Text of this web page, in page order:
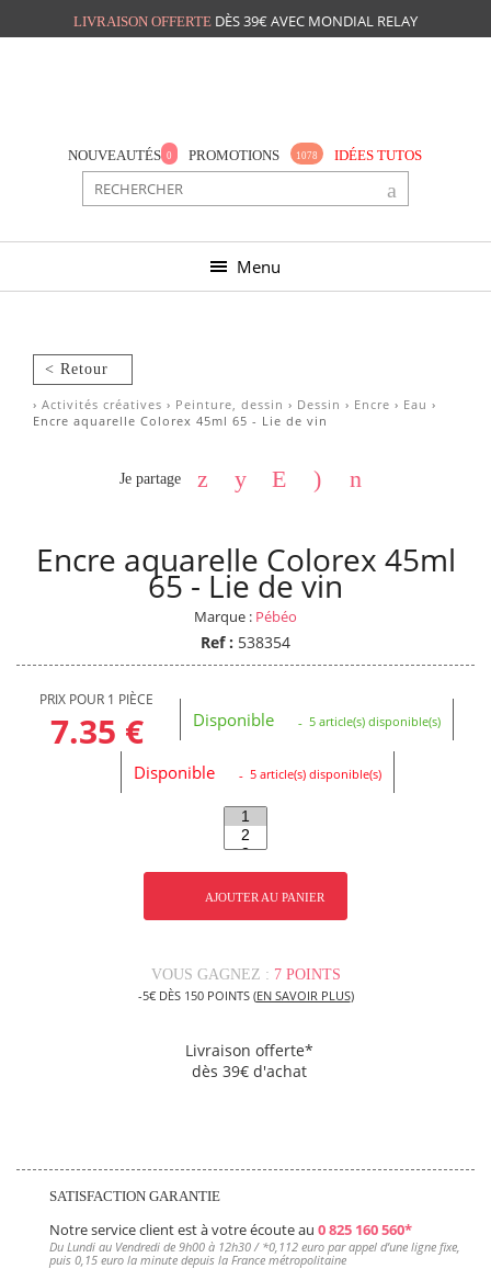
LIVRAISON OFFERTE DÈS 39€ AVEC MONDIAL RELAY
NOUVEAUTÉS 0 PROMOTIONS 1078 IDÉES TUTOS
Menu
< Retour
› Activités créatives › Peinture, dessin › Dessin › Encre › Eau ›
Encre aquarelle Colorex 45ml 65 - Lie de vin
Je partage
Encre aquarelle Colorex 45ml
65 - Lie de vin
Marque : Pébéo
Ref : 538354
PRIX POUR 1 PIÈCE
7.35 € Disponible 5 article(s) disponible(s)
Disponible 5 article(s) disponible(s)
AJOUTER AU PANIER
VOUS GAGNEZ : 7 POINTS
-5€ DÈS 150 POINTS (EN SAVOIR PLUS)
Livraison offerte*
dès 39€ d'achat
SATISFACTION GARANTIE
Notre service client est à votre écoute au 0 825 160 560*
Du Lundi au Vendredi de 9h00 à 12h30 / *0,112 euro par appel d’une ligne fixe,
puis 0,15 euro la minute depuis la France métropolitaine